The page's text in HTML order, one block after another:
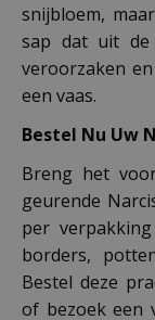
snijbloem,
sap dat uit de
veroorzaken
een vaas.
Bestel Nu Uw
Breng het
geurende
per
borders,
Bestel deze
of bezoek een